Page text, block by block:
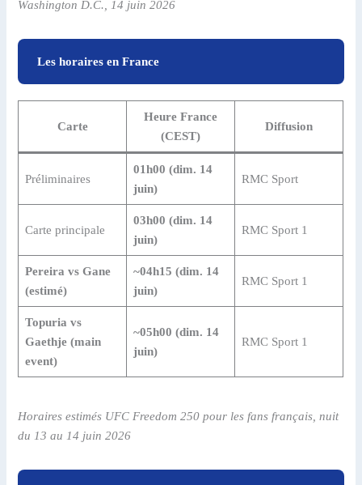
Washington D.C., 14 juin 2026
Les horaires en France
Carte
Heure France
(CEST)
Diffusion
Préliminaires
01h00 (dim. 14
juin)
RMC Sport
Carte principale
03h00 (dim. 14
juin)
RMC Sport 1
Pereira vs Gane
(estimé)
~04h15 (dim. 14
juin)
RMC Sport 1
Topuria vs
Gaethje (main
event)
~05h00 (dim. 14
juin)
RMC Sport 1
Horaires estimés UFC Freedom 250 pour les fans français, nuit
du 13 au 14 juin 2026